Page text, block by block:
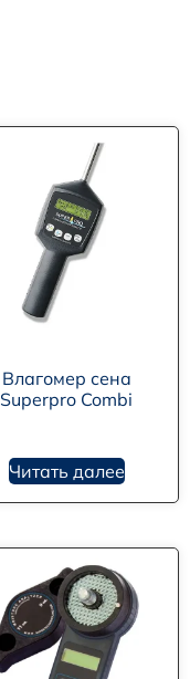
Влагомер сена
Superpro Combi
Читать далее